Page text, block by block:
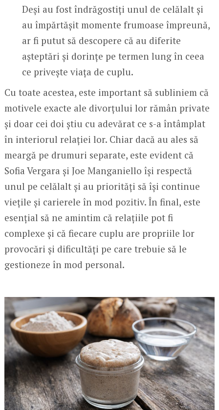
Deși au fost îndrăgostiți unul de celălalt și
au împărtășit momente frumoase împreună,
ar fi putut să descopere că au diferite
așteptări și dorințe pe termen lung în ceea
ce privește viața de cuplu.
Cu toate acestea, este important să subliniem că
motivele exacte ale divorțului lor rămân private
și doar cei doi știu cu adevărat ce s-a întâmplat
în interiorul relației lor. Chiar dacă au ales să
meargă pe drumuri separate, este evident că
Sofia Vergara și Joe Manganiello își respectă
unul pe celălalt și au priorități să își continue
viețile și carierele în mod pozitiv. În final, este
esențial să ne amintim că relațiile pot fi
complexe și că fiecare cuplu are propriile lor
provocări și dificultăți pe care trebuie să le
gestioneze în mod personal.